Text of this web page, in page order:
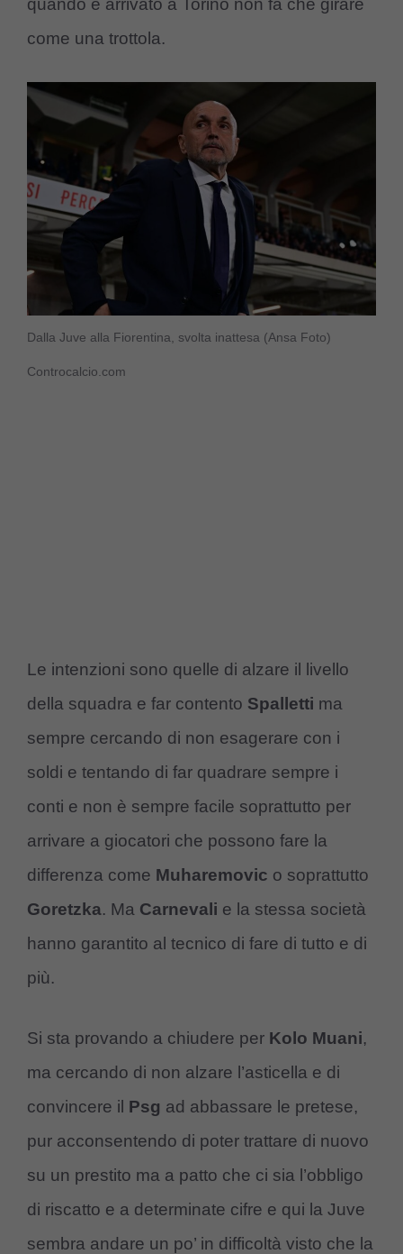
quando è arrivato a Torino non fa che girare
come una trottola.
Dalla Juve alla Fiorentina, svolta inattesa (Ansa Foto)
Controcalcio.com
Le intenzioni sono quelle di alzare il livello
della squadra e far contento Spalletti ma
sempre cercando di non esagerare con i
soldi e tentando di far quadrare sempre i
conti e non è sempre facile soprattutto per
arrivare a giocatori che possono fare la
differenza come Muharemovic o soprattutto
Goretzka. Ma Carnevali e la stessa società
hanno garantito al tecnico di fare di tutto e di
più.
Si sta provando a chiudere per Kolo Muani,
ma cercando di non alzare l’asticella e di
convincere il Psg ad abbassare le pretese,
pur acconsentendo di poter trattare di nuovo
su un prestito ma a patto che ci sia l’obbligo
di riscatto e a determinate cifre e qui la Juve
sembra andare un po’ in difficoltà visto che la